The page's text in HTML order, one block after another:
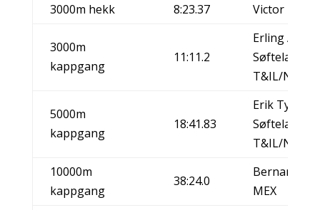
3000m hekk
8:23.37 Victor Ruiz,
3000m
kappgang
11:11.2
Erling
Søfteland
T&IL/NOR
5000m
kappgang
18:41.83
Erik Tysse,
Søfteland
T&IL/NOR
10000m
kappgang
38:24.0
Bernardo
MEX